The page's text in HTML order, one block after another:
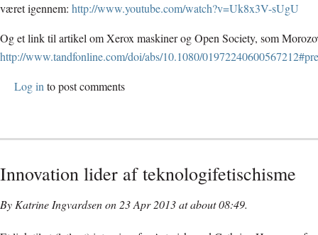
været igennem: http://www.youtube.com/watch?v=Uk8x3V-sUgU
Og et link til artikel om Xerox maskiner og Open Society, som
http://www.tandfonline.com/doi/abs/10.1080/
Log in to post comments
Innovation lider af teknologifetischisme
By Katrine Ingvardsen on 23 Apr 2013 at about 08:49.